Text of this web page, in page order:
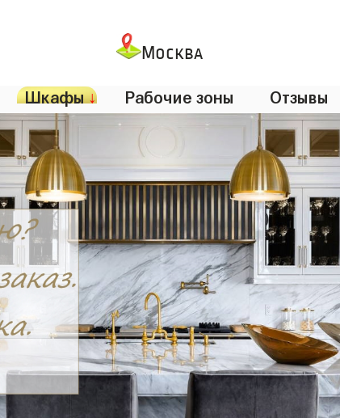
Москва
Шкафы↓ Рабочие зоны Отзывы